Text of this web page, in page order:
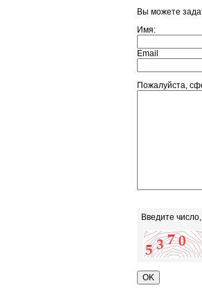
Вы можете
Имя:
Email
Пожалуйста,
Введите